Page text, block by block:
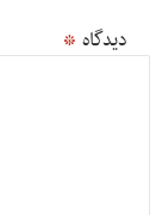
دیدگاه *